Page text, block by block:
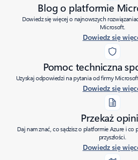
Blog o platformie
Dowiedz się więcej o najnowszych
Microsoft.
Dowiedz się
Pomoc techniczna
Uzyskaj odpowiedzi na pytania od firmy
Dowiedz się
Przekaż
Daj nam znać, co sądzisz o platformie Azure i
przyszłości.
Dowiedz się